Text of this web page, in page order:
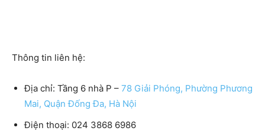
Thông tin liên hệ:
Địa chỉ: Tầng 6 nhà P – 78 Giải Phóng, Phường Phương
Mai, Quận Đống Đa, Hà Nội
Điện thoại: 024 3868 6986